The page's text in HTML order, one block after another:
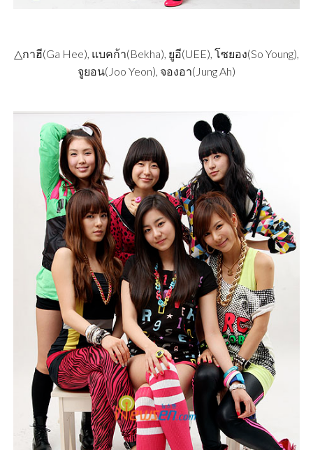
△กาฮี(Ga Hee), แบคก้า(Bekha), ยูอี(UEE), โซยอง(So Young),
จูยอน(Joo Yeon), จองอา(Jung Ah)